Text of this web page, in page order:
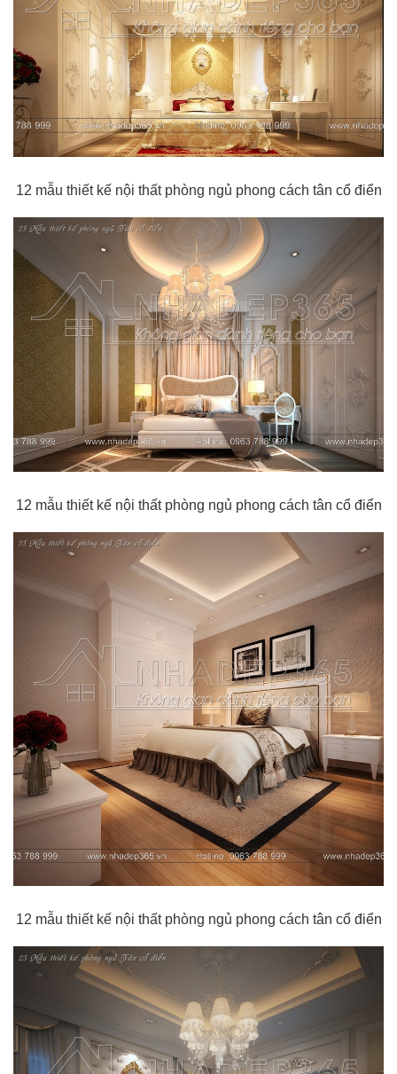
12 mẫu thiết kế nội thất phòng ngủ phong cách tân cổ điển
12 mẫu thiết kế nội thất phòng ngủ phong cách tân cổ điển
12 mẫu thiết kế nội thất phòng ngủ phong cách tân cổ điển